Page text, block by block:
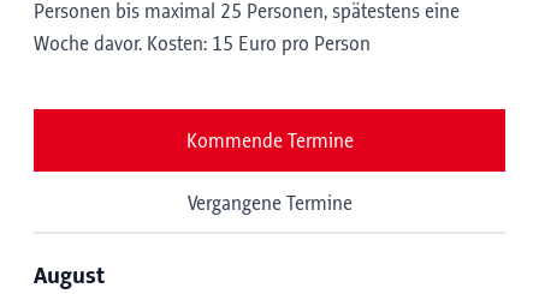
Personen bis maximal 25 Personen, spätestens eine
Woche davor. Kosten: 15 Euro pro Person
Kommende Termine
Vergangene Termine
August